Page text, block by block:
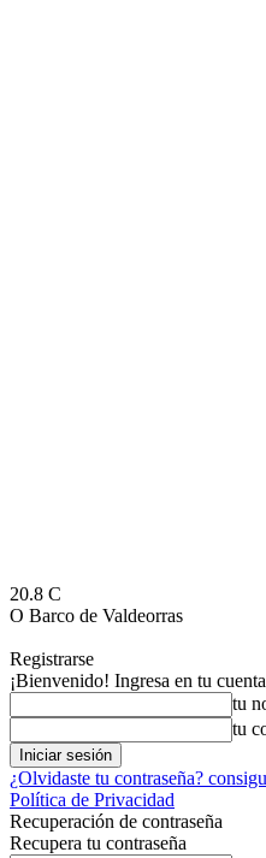
20.8 C
O Barco de Valdeorras
Registrarse
¡Bienvenido! Ingresa en tu cuenta
tu
tu
¿Olvidaste tu contraseña?
Política de Privacidad
Recuperación de contraseña
Recupera tu contraseña